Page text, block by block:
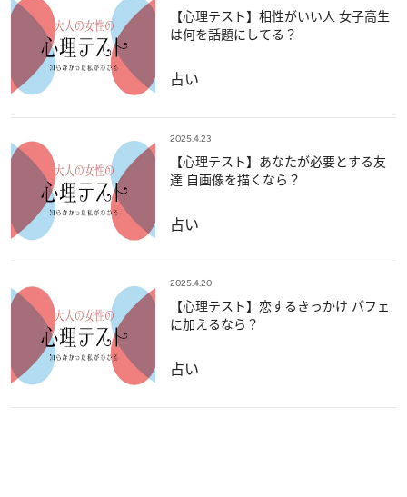
【心理テスト】相性がいい人 女子高生
は何を話題にしてる？
占い
2025.4.23
【心理テスト】あなたが必要とする友
達 自画像を描くなら？
占い
2025.4.20
【心理テスト】恋するきっかけ パフェ
に加えるなら？
占い